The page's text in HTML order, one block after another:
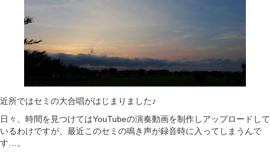
近所ではセミの大合唱がはじまりました♪
日々、時間を見つけてはYouTubeの演奏動画を制作しアップロードして
いるわけですが、最近このセミの鳴き声が録音時に入ってしまうんで
す…。